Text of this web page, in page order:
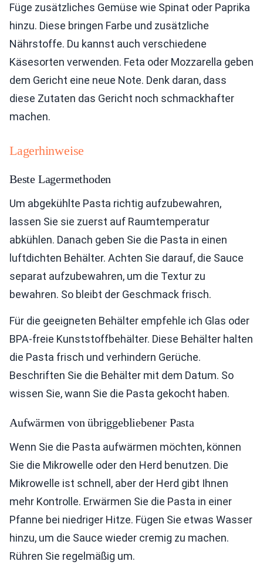
Füge zusätzliches Gemüse wie Spinat oder Paprika
hinzu. Diese bringen Farbe und zusätzliche
Nährstoffe. Du kannst auch verschiedene
Käsesorten verwenden. Feta oder Mozzarella geben
dem Gericht eine neue Note. Denk daran, dass
diese Zutaten das Gericht noch schmackhafter
machen.
Lagerhinweise
Beste Lagermethoden
Um abgekühlte Pasta richtig aufzubewahren,
lassen Sie sie zuerst auf Raumtemperatur
abkühlen. Danach geben Sie die Pasta in einen
luftdichten Behälter. Achten Sie darauf, die Sauce
separat aufzubewahren, um die Textur zu
bewahren. So bleibt der Geschmack frisch.
Für die geeigneten Behälter empfehle ich Glas oder
BPA-freie Kunststoffbehälter. Diese Behälter halten
die Pasta frisch und verhindern Gerüche.
Beschriften Sie die Behälter mit dem Datum. So
wissen Sie, wann Sie die Pasta gekocht haben.
Aufwärmen von übriggebliebener Pasta
Wenn Sie die Pasta aufwärmen möchten, können
Sie die Mikrowelle oder den Herd benutzen. Die
Mikrowelle ist schnell, aber der Herd gibt Ihnen
mehr Kontrolle. Erwärmen Sie die Pasta in einer
Pfanne bei niedriger Hitze. Fügen Sie etwas Wasser
hinzu, um die Sauce wieder cremig zu machen.
Rühren Sie regelmäßig um.